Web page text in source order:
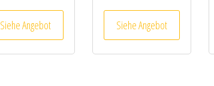
Siehe Angebot Siehe Angebot